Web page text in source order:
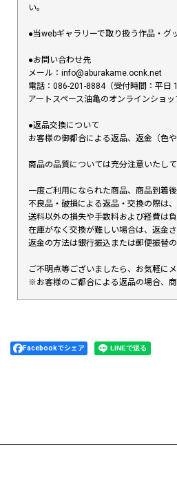
い。
●当webギャラリーで取り扱う作品・グ
●お問い合わせ先
メール：info@aburakame.ocnk.net
電話：086-201-8884（受付時間：平日
アートスペース油亀のオンラインショ
●返品交換について
お客様の御都合による返品、返金（色
商品の品質については充分注意いたし
一度ご利用になられた商品、商品到着
不良品・破損による返品・交換の際は
送料以外の損失や手数料および経費は
在庫がなく交換が難しい場合は、返金
返金の方法は銀行振込または郵便振替
ご不明点等ございましたら、お気軽に
※お客様のご都合による返品の場合、
Facebookでシェア